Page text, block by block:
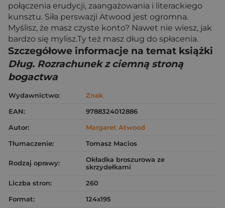
połączenia erudycji, zaangażowania i literackiego
kunsztu. Siła perswazji Atwood jest ogromna.
Myślisz, że masz czyste konto? Nawet nie wiesz, jak
bardzo się mylisz.Ty też masz dług do spłacenia.
Szczegółowe informacje na temat książki
Dług. Rozrachunek z ciemną stroną
bogactwa
Wydawnictwo:
Znak
EAN:
9788324012886
Autor:
Margaret Atwood
Tłumaczenie:
Tomasz Macios
Rodzaj oprawy:
Okładka broszurowa ze
skrzydełkami
Liczba stron:
260
Format:
124x195